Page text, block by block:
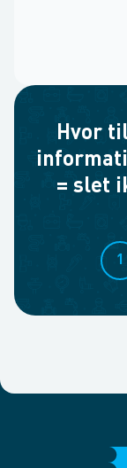
Hvor
= slet
1